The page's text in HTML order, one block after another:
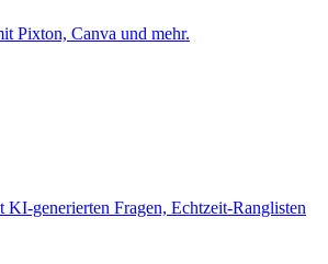
Pixton, Canva und mehr.
generierten Fragen, Echtzeit-Ranglisten